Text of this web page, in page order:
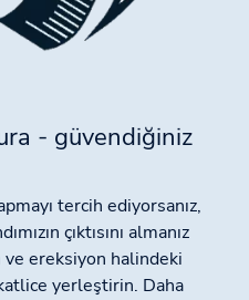
- güvendiğiniz
tercih ediyorsanız,
çıktısını almanız
ve ereksiyon halindeki
yerleştirin. Daha